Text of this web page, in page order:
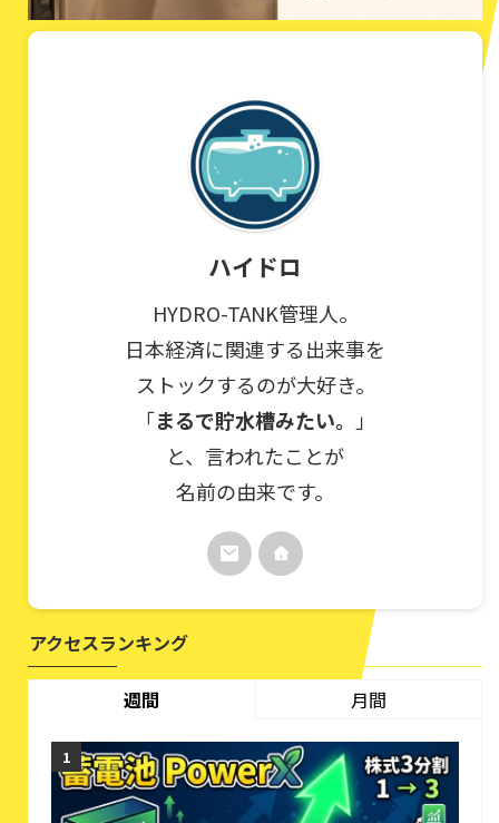
ハイドロ
HYDRO-TANK管理人。
日本経済に関連する出来事を
ストックするのが大好き。
「まるで貯水槽みたい。
」
と、言われたことが
名前の由来です。
アクセスランキング
週間 月間